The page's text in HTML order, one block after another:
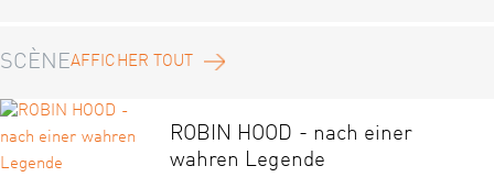
SCÈNEAFFICHER TOUT
ROBIN HOOD - nach einer
wahren Legende